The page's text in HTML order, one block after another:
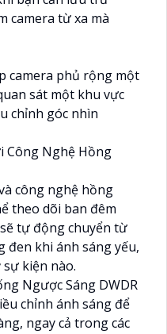
camera từ xa mà
camera phủ rộng một
sát một khu vực
chỉnh góc nhìn
Công Nghệ Hồng
công nghệ hồng
theo dõi ban đêm
tự động chuyển từ
đen khi ánh sáng yếu,
kiện nào.
Ngược Sáng DWDR
chỉnh ánh sáng để
ngay cả trong các